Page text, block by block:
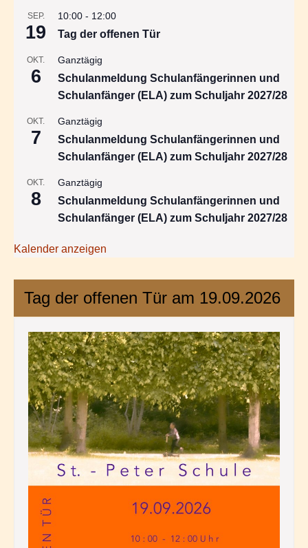
SEP.
19
10:00 - 12:00
Tag der offenen Tür
OKT.
6
Ganztägig
Schulanmeldung Schulanfängerinnen und
Schulanfänger (ELA) zum Schuljahr 2027/28
OKT.
7
Ganztägig
Schulanmeldung Schulanfängerinnen und
Schulanfänger (ELA) zum Schuljahr 2027/28
OKT.
8
Ganztägig
Schulanmeldung Schulanfängerinnen und
Schulanfänger (ELA) zum Schuljahr 2027/28
Kalender anzeigen
Tag der offenen Tür am 19.09.2026